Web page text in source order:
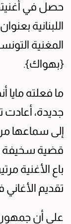
حصل في
اللبنانية
المغنية
{بهواك}.
ما فعلته مايا
جديدة، أعادت
إلى سماعها
قضية سخيفة
باع الأغنية
تقديم الأغاني
على أن جمهور